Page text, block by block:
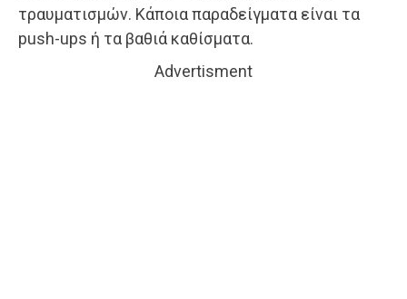
τραυματισμών. Κάποια παραδείγματα είναι τα
push-ups ή τα βαθιά καθίσματα.
Advertisment